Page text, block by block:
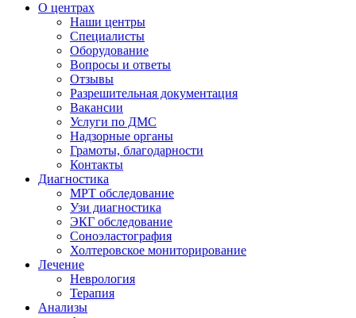
О центрах
Наши центры
Специалисты
Оборудование
Вопросы и ответы
Отзывы
Разрешительная документация
Вакансии
Услуги по ДМС
Надзорные органы
Грамоты, благодарности
Контакты
Диагностика
МРТ обследование
Узи диагностика
ЭКГ обследование
Соноэластография
Холтеровское мониторирование
Лечение
Неврология
Терапия
Анализы